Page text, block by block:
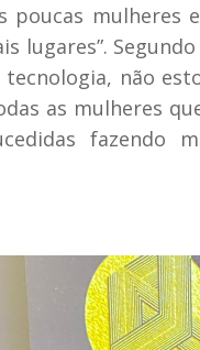
poucas mulheres
lugares”.
não
as mulheres
fazendo